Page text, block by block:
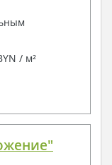
/ м²